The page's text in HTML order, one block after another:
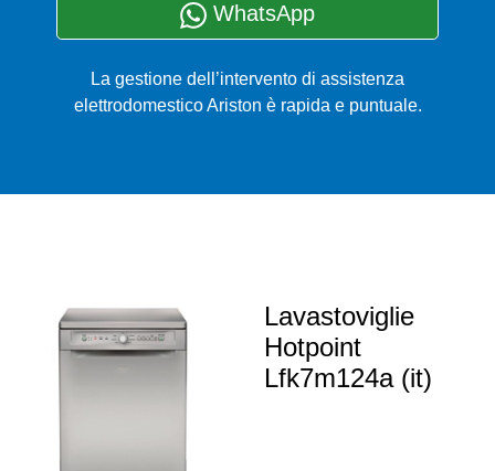
WhatsApp
La gestione dell’intervento di assistenza
elettrodomestico Ariston è rapida e puntuale.
Lavastoviglie
Hotpoint
Lfk7m124a (it)